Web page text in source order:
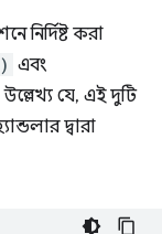
নির্দিষ্ট করা
এবং
যে, এই দুটি
দ্বারা